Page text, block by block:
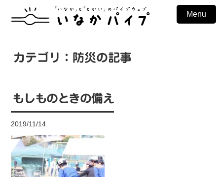
Menu
カテゴリ：防災の記事
もしものときの備え
2019/11/14